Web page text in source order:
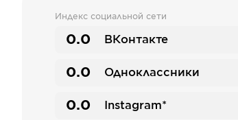
Индекс социальной сети
0.0 ВКонтакте
0.0 Одноклассники
0.0 Instagram*